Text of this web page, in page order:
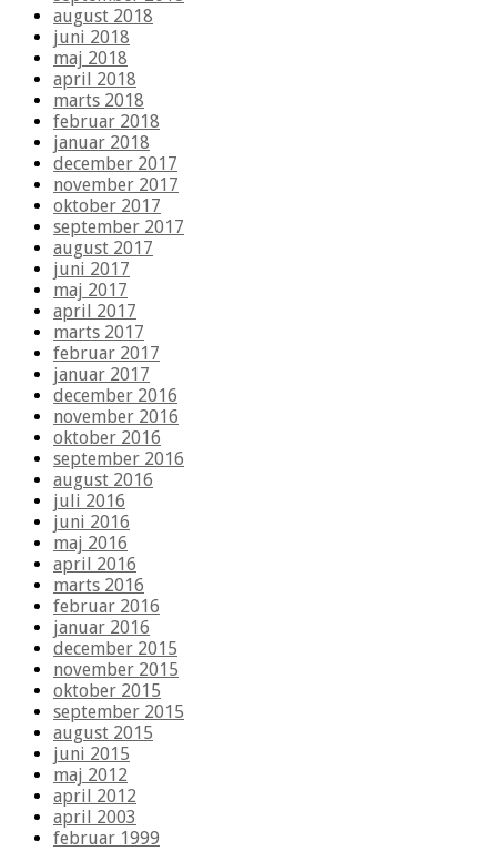
august 2018
juni 2018
maj 2018
april 2018
marts 2018
februar 2018
januar 2018
december 2017
november 2017
oktober 2017
september 2017
august 2017
juni 2017
maj 2017
april 2017
marts 2017
februar 2017
januar 2017
december 2016
november 2016
oktober 2016
september 2016
august 2016
juli 2016
juni 2016
maj 2016
april 2016
marts 2016
februar 2016
januar 2016
december 2015
november 2015
oktober 2015
september 2015
august 2015
juni 2015
maj 2012
april 2012
april 2003
februar 1999